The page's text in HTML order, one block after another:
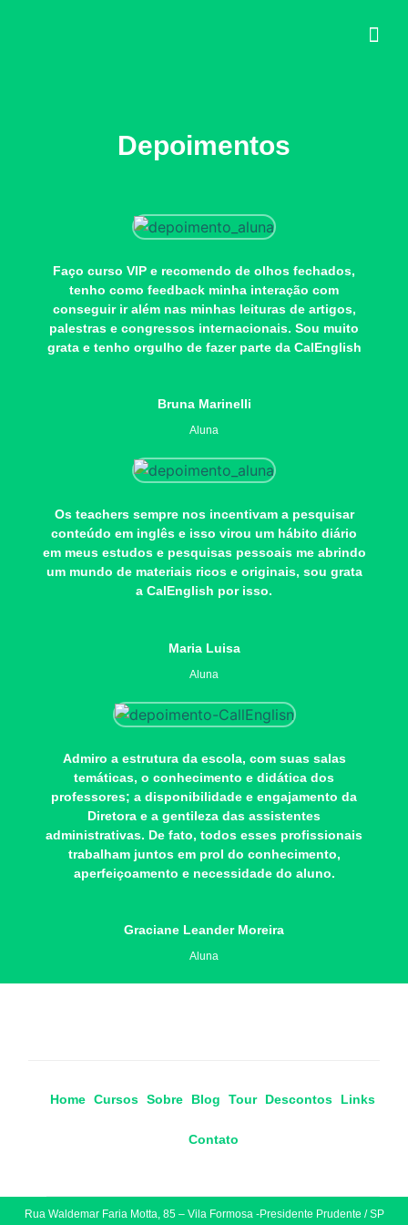
Depoimentos
Faço curso VIP e recomendo de olhos fechados,
tenho como feedback minha interação com
conseguir ir além nas minhas leituras de artigos,
palestras e congressos internacionais. Sou muito
grata e tenho orgulho de fazer parte da CalEnglish
Bruna Marinelli
Aluna
Os teachers sempre nos incentivam a pesquisar
conteúdo em inglês e isso virou um hábito diário
em meus estudos e pesquisas pessoais me abrindo
um mundo de materiais ricos e originais, sou grata
a CalEnglish por isso.
Maria Luisa
Aluna
Admiro a estrutura da escola, com suas salas
temáticas, o conhecimento e didática dos
professores; a disponibilidade e engajamento da
Diretora e a gentileza das assistentes
administrativas. De fato, todos esses profissionais
trabalham juntos em prol do conhecimento,
aperfeiçoamento e necessidade do aluno.
Graciane Leander Moreira
Aluna
Home Cursos Sobre Blog Tour Descontos Links
Contato
Rua Waldemar Faria Motta, 85 – Vila Formosa -Presidente Prudente / SP